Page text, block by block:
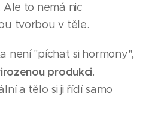
to nemá nic
tvorbou v těle.
není "píchat si hormony",
produkci.
a tělo si ji řídí samo